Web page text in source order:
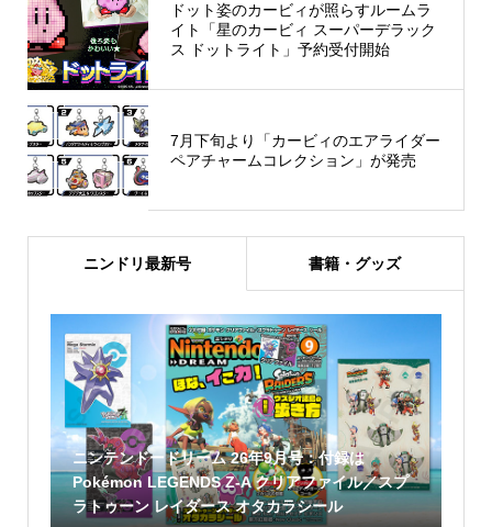
ドット姿のカービィが照らすルームラ
イト「星のカービィ スーパーデラック
ス ドットライト」予約受付開始
7月下旬より「カービィのエアライダー
ペアチャームコレクション」が発売
ニンドリ最新号 書籍・グッズ
ニンテンドードリーム 26年9月号：付録は
Pokémon LEGENDS Z-A クリアファイル／スプ
ラトゥーン レイダース オタカラシール